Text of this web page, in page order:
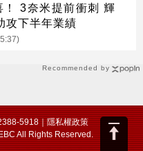
Recommended by
！ 3奈米提前衝刺 輝
攻下半年業績
5918｜隱私權政策
All Rights Reserved.